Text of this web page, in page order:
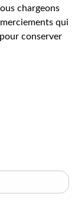
chargeons
qui
conserver